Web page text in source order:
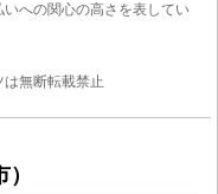
への関心の高さを表してい
無断転載禁止